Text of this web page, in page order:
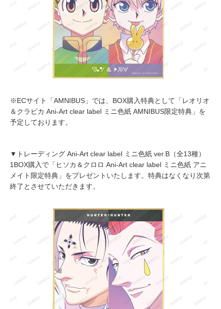
※ECサイト「AMNIBUS」では、BOX購入特典として「レオリオ
＆クラピカ Ani-Art clear label ミニ色紙 AMNIBUS限定特典」を
予定しております。
▼トレーディング Ani-Art clear label ミニ色紙 ver.B（全13種）
1BOX購入で「ヒソカ＆クロロ Ani-Art clear label ミニ色紙 アニ
メイト限定特典」をプレゼントいたします。特典はなくなり次第
終了とさせていただきます。